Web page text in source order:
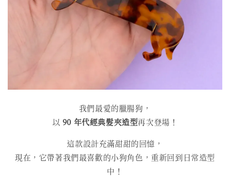
我們最愛的臘腸狗，
以 90 年代經典髮夾造型再次登場！
這款設計充滿甜甜的回憶，
現在，它帶著我們最喜歡的小狗角色，重新回到日常造型
中！